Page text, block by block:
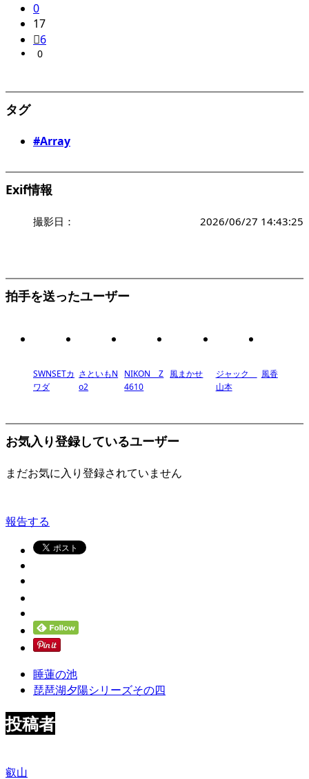
0
17
6
0
タグ
#Array
Exif情報
撮影日： 2026/06/27 14:43:25
拍手を送ったユーザー
SWNSETカ
ワダ
さといもN
o2
NIKON Z
4610
風まかせ
ジャック
山本
風香
お気入り登録しているユーザー
まだお気に入り登録されていません
報告する
睡蓮の池
琵琶湖夕陽シリーズその四
投稿者
叡山